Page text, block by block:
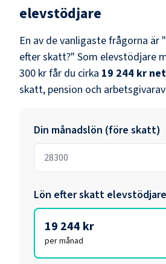
elevstödjare
En av de vanligaste frågorna är
efter skatt?" Som elevstödjare
300 krfår du cirka 19 244 kr
skatt, pension och
Din månadslön (före skatt)
Lön efter skatt elevstödjare
19 244 kr
per månad